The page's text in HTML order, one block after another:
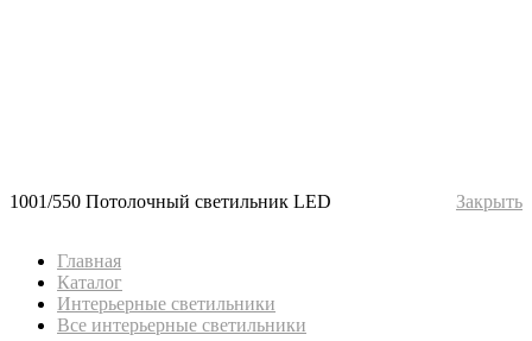
1001/550 Потолочный светильник LED Закрыть
Главная
Каталог
Интерьерные светильники
Все интерьерные светильники